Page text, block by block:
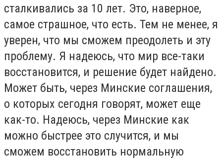
сталкивались за 10 лет. Это, наверное,
самое страшное, что есть. Тем не менее, я
уверен, что мы сможем преодолеть и эту
проблему. Я надеюсь, что мир все-таки
восстановится, и решение будет найдено.
Может быть, через Минские соглашения,
о которых сегодня говорят, может еще
как-то. Надеюсь, через Минские как
можно быстрее это случится, и мы
сможем восстановить нормальную